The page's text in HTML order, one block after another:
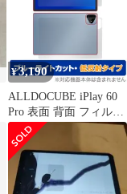
¥3,190
ALLDOCUBE iPlay 60
Pro 表面 背面 フィルム
OverLay Eye Protector
低反射 for オールドキ
ューブ ブルーライトカ
ット 反射防止